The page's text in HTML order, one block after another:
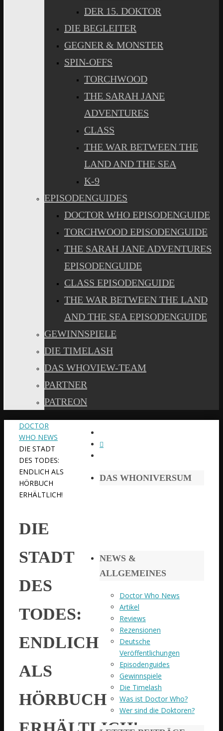
DER 15. DOKTOR
DIE BEGLEITER
GEGNER & MONSTER
SPIN-OFFS
TORCHWOOD
THE SARAH JANE
ADVENTURES
CLASS
THE WAR BETWEEN THE
LAND AND THE SEA
K-9
EPISODENGUIDES
DOCTOR WHO EPISODENGUIDE
TORCHWOOD EPISODENGUIDE
THE SARAH JANE ADVENTURES
EPISODENGUIDE
CLASS EPISODENGUIDE
THE WAR BETWEEN THE LAND
AND THE SEA EPISODENGUIDE
GEWINNSPIELE
DIE TIMELASH
DAS WHOVIEW-TEAM
PARTNER
PATREON
START
DOCTOR
WHO NEWS
DIE STADT
DES TODES:
ENDLICH ALS
HÖRBUCH
ERHÄLTLICH!
DIE
STADT
DES
TODES:
ENDLICH
ALS
HÖRBUCH
DAS WHONIVERSUM
NEWS &
ALLGEMEINES
Doctor Who News
Artikel
Reviews
Rezensionen
Deutsche
Veröffentlichungen
Episodenguides
Gewinnspiele
Die Timelash
Was ist Doctor Who?
Wer sind die Doktoren?